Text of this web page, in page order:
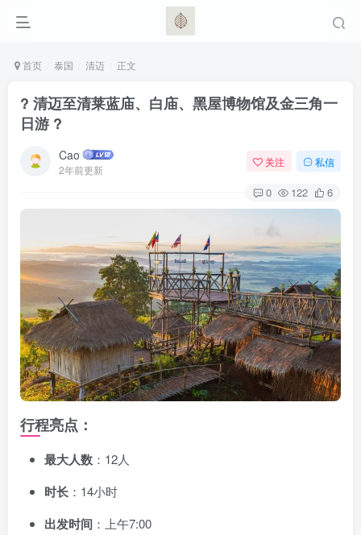
首页 泰国 清迈 正文
? 清迈至清莱蓝庙、白庙、黑屋博物馆及金三角一
日游 ?
Cao
2年前更新
关注 私信
0 122 6
行程亮点：
最大人数 ：12人
时长 ：14小时
出发时间 ：上午7:00